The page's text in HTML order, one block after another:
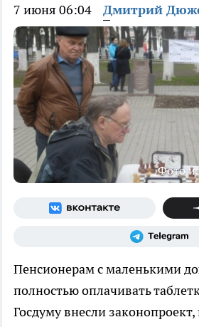
7 июня 06:04 Дмитрий
Фото
Пенсионерам с маленькими
полностью оплачивать
Госдуму внесли